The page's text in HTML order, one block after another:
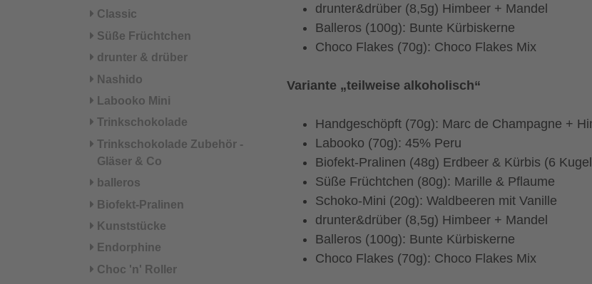
Classic
Süße Früchtchen
drunter & drüber
Nashido
Labooko Mini
Trinkschokolade
Trinkschokolade Zubehör -
Gläser & Co
balleros
Biofekt-Pralinen
Kunststücke
Endorphine
Choc 'n' Roller
drunter&drüber (8,5g) Himbeer + Mandel
Balleros (100g): Bunte Kürbiskerne
Choco Flakes (70g): Choco Flakes Mix
Variante „teilweise alkoholisch“
Handgeschöpft (70g): Marc de Champagne +
Labooko (70g): 45% Peru
Biofekt-Pralinen (48g) Erdbeer & Kürbis (6
Süße Früchtchen (80g): Marille & Pflaume
Schoko-Mini (20g): Waldbeeren mit Vanille
drunter&drüber (8,5g) Himbeer + Mandel
Balleros (100g): Bunte Kürbiskerne
Choco Flakes (70g): Choco Flakes Mix